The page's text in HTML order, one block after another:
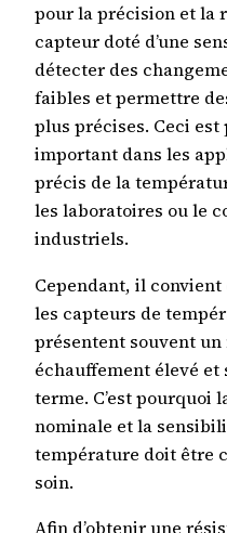
pour la précision et la
capteur doté d’une
détecter des
faibles et permettre
plus précises. Ceci
important dans les
précis de la
les laboratoires ou le
industriels.
Cependant, il
les capteurs de
présentent souvent un
échauffement élevé et
terme. C’est pourquoi
nominale et la
température doit être
soin.
Afin d’obtenir une